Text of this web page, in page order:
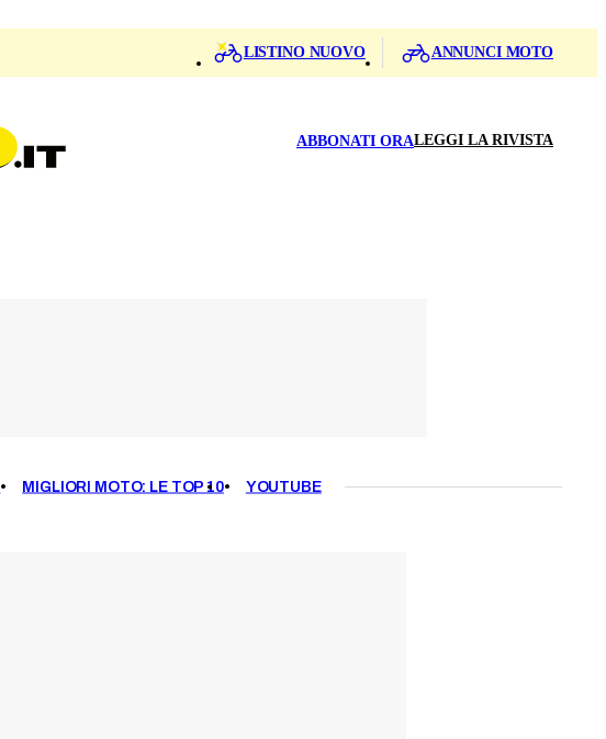
LISTINO NUOVO ANNUNCI MOTO
ABBONATI ORALEGGI LA RIVISTA
MIGLIORI MOTO: LE TOP 10 YOUTUBE